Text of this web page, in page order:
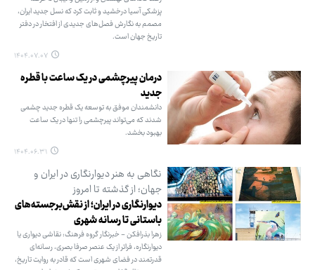
پزشکی آسیا درخشید و ثابت کرد که نسل جدید ایران،
مصمم به نگارش فصل‌های جدیدی از افتخار در دفتر
تاریخ جهان است.
۱۴۰۴.۰۷.۰۷
درمان پیرچشمی در یک ساعت با قطره
جدید
دانشمندان موفق به توسعه یک قطره جدید چشمی
شدند که می‌تواند پیرچشمی را تنها در یک ساعت
بهبود بخشد.
۱۴۰۴.۰۶.۳۱
نگاهی به هنر دیوارنگاری در ایران و
جهان؛ از گذشته تا امروز
دیوارنگاری در ایران؛ از نقش‌برجسته‌های
باستانی تا رسانه شهری
زهرا بذرافکن - خبرنگار گروه فرهنگ: نقاشی دیواری یا
دیوارنگاره، فراتر از یک عنصر صرفا بصری، رسانه‌ای
قدرتمند در فضای شهری است که قادر به روایت تاریخ،